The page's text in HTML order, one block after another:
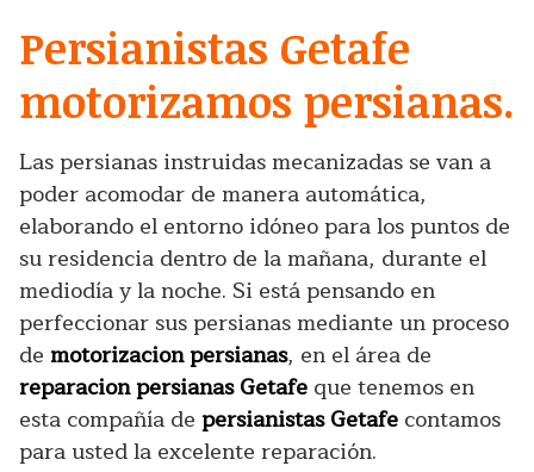
Persianistas Getafe
motorizamos persianas.
Las persianas instruidas mecanizadas se van a
poder acomodar de manera automática,
elaborando el entorno idóneo para los puntos de
su residencia dentro de la mañana, durante el
mediodía y la noche. Si está pensando en
perfeccionar sus persianas mediante un proceso
de motorizacion persianas, en el área de
reparacion persianas Getafe que tenemos en
esta compañía de persianistas Getafe contamos
para usted la excelente reparación.